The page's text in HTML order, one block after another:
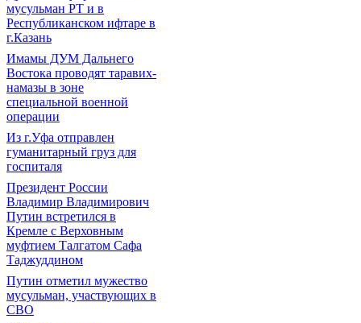
мусульман РТ и в
Республиканском ифтаре в
г.Казань
Имамы ДУМ Дальнего
Востока проводят таравих-
намазы в зоне
специальной военной
операции
Из г.Уфа отправлен
гуманитарный груз для
госпиталя
Президент России
Владимир Владимирович
Путин встретился в
Кремле с Верховным
муфтием Талгатом Сафа
Таджуддином
Путин отметил мужество
мусульман, участвующих в
СВО